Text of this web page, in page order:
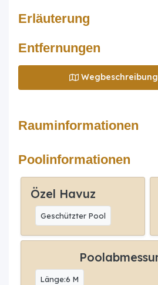
Erläuterung
Entfernungen
Rauminformationen
Poolinformationen
Özel Havuz
Geschützter Pool
Länge:6 M